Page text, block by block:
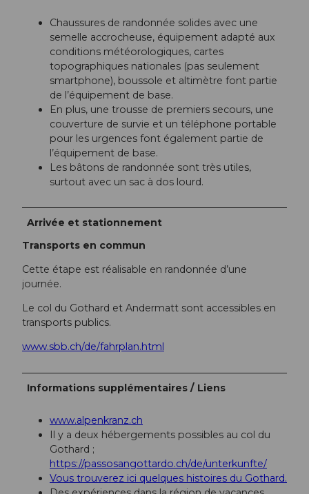
Chaussures de randonnée solides avec une
semelle accrocheuse, équipement adapté aux
conditions météorologiques, cartes
topographiques nationales (pas seulement
smartphone), boussole et altimètre font partie
de l’équipement de base.
En plus, une trousse de premiers secours, une
couverture de survie et un téléphone portable
pour les urgences font également partie de
l’équipement de base.
Les bâtons de randonnée sont très utiles,
surtout avec un sac à dos lourd.
Arrivée et stationnement
Transports en commun
Cette étape est réalisable en randonnée d’une
journée.
Le col du Gothard et Andermatt sont accessibles en
transports publics.
www.sbb.ch/de/fahrplan.html
Informations supplémentaires / Liens
www.alpenkranz.ch
Il y a deux hébergements possibles au col du
Gothard ;
https://passosangottardo.ch/de/unterkunfte/
Vous trouverez ici quelques histoires du Gothard.